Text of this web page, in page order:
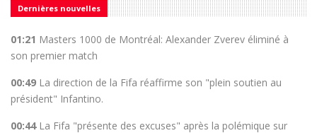
Dernières nouvelles
01:21 Masters 1000 de Montréal: Alexander Zverev éliminé à
son premier match
00:49 La direction de la Fifa réaffirme son "plein soutien au
président" Infantino.
00:44 La Fifa "présente des excuses" après la polémique sur